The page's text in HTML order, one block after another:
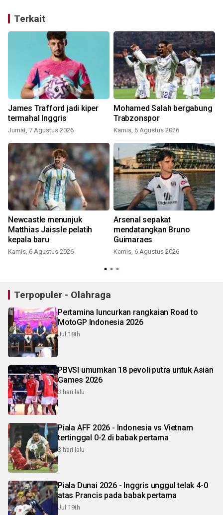
Terkait
James Trafford jadi kiper
termahal Inggris
Jumat, 7 Agustus 2026
Mohamed Salah bergabung
Trabzonspor
Kamis, 6 Agustus 2026
Newcastle menunjuk
Matthias Jaissle pelatih
kepala baru
Kamis, 6 Agustus 2026
Arsenal sepakat
mendatangkan Bruno
Guimaraes
Kamis, 6 Agustus 2026
Terpopuler - Olahraga
Pertamina luncurkan rangkaian Road to
MotoGP Indonesia 2026
Jul 18th
PBVSI umumkan 18 pevoli putra untuk Asian
Games 2026
3 hari lalu
Piala AFF 2026 - Indonesia vs Vietnam
tertinggal 0-2 di babak pertama
3 hari lalu
Piala Dunai 2026 - Inggris unggul telak 4-0
atas Prancis pada babak pertama
Jul 19th